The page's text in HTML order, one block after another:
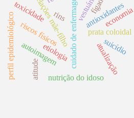
cuidado de enfermagem prata coloidal
etiologia atualização
antioxidantes
nutrição do idoso
relações mãe-filho
riscos físicos
autoimagem
rins
suicídio
vestuário economia
perfil epidemiológico
toxicidade
atitude